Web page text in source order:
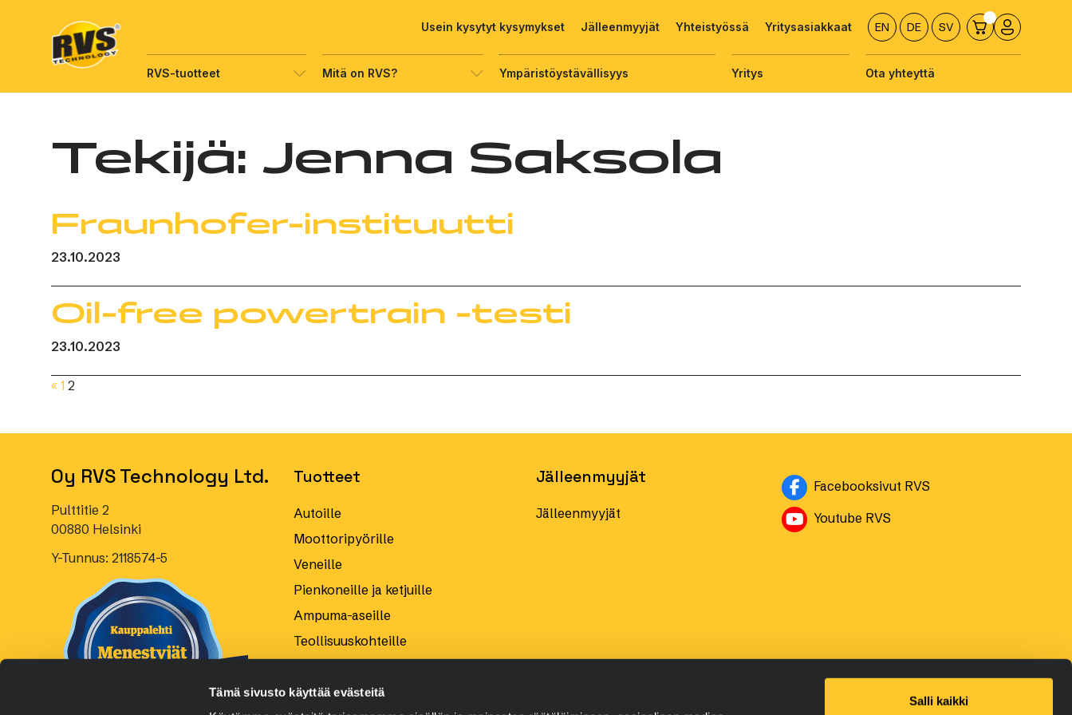
Tämä sivusto käyttää evästeitä
Salli kaikki
Usein kysytyt kysymykset Jälleenmyyjät Yhteistyössä Yritysasiakkaat EN DE SV
RVS-tuotteet Mitä on RVS? Ympäristöystävällisyys Yritys Ota yhteyttä
Tekijä: Jenna Saksola
Fraunhofer-instituutti
23.10.2023
Oil-free powertrain -testi
23.10.2023
Artikkelien
sivutus
« 1 2
Oy RVS Technology Ltd.
Pulttitie 2
00880 Helsinki
Y-Tunnus: 2118574-5
Tuotteet
Autoille
Moottoripyörille
Veneille
Pienkoneille ja ketjuille
Ampuma-aseille
Teollisuuskohteille
Jälleenmyyjät
Jälleenmyyjät
Facebooksivut RVS
Youtube RVS